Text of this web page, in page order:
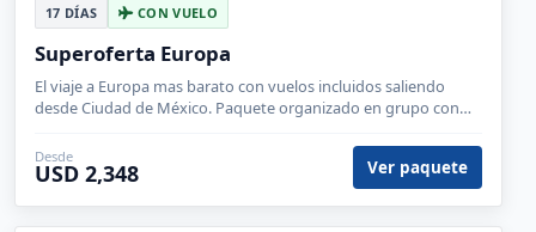
17 DÍAS CON VUELO
Superoferta Europa
El viaje a Europa mas barato con vuelos incluidos saliendo
desde Ciudad de México. Paquete organizado en grupo con
Desde
USD 2,348 Ver paquete